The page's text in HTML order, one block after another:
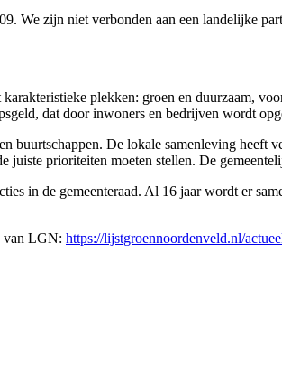
We zijn niet verbonden aan een landelijke
plekken: groen en duurzaam,
dat door inwoners en bedrijven wordt
buurtschappen. De lokale samenleving
prioriteiten moeten stellen. De
in de gemeenteraad. Al 16 jaar wordt er
van LGN: https://lijstgroennoordenveld.nl/